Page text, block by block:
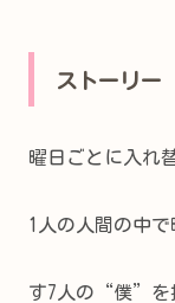
ストーリー
曜日ごとに入れ
1人の人間の中
す7人の“僕”を